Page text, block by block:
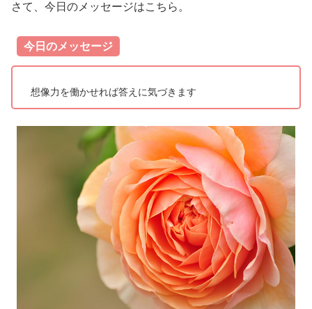
さて、今日のメッセージはこちら。
今日のメッセージ
想像力を働かせれば答えに気づきます